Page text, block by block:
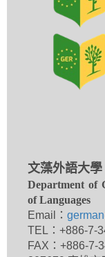
文藻外語大
Department of
of Languages
Email：
TEL：+886-7-
FAX：+886-7-